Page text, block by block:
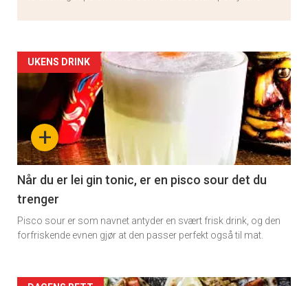
Artikler
detail
section
11
+
UKENS DRINK
Når du er lei gin tonic, er en pisco sour det du
trenger
Pisco sour er som navnet antyder en svært frisk drink, og den
forfriskende evnen gjør at den passer perfekt også til mat.